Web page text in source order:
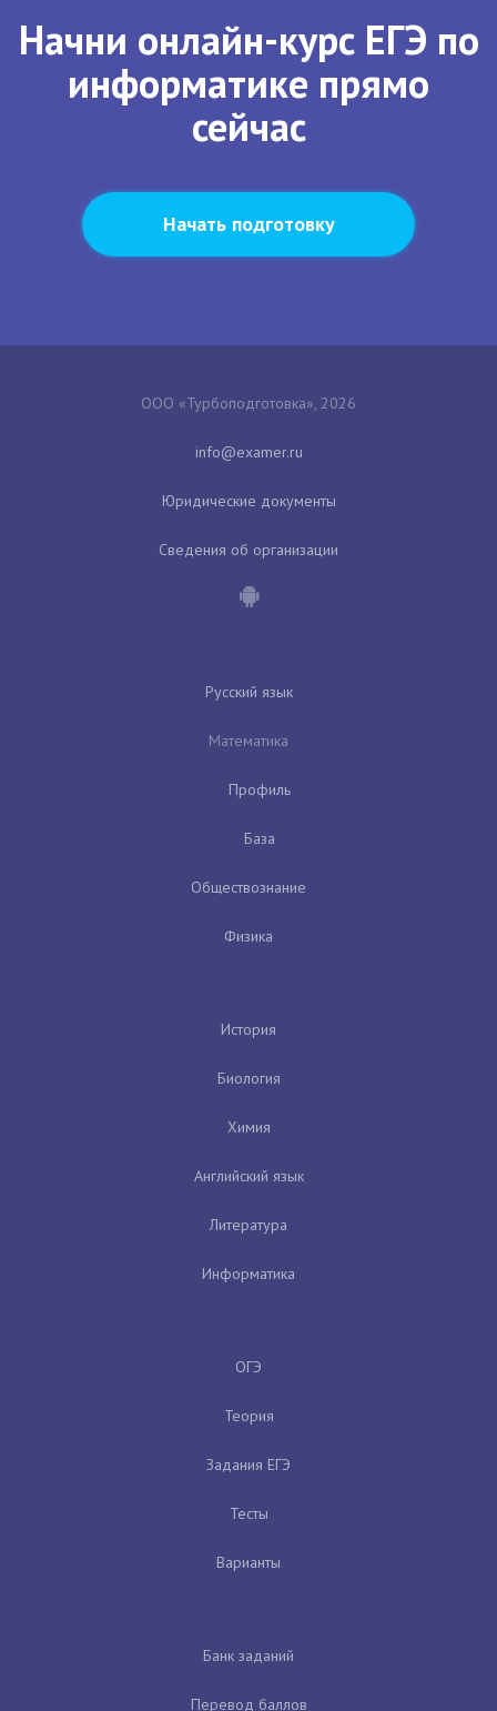
Начни онлайн-курс ЕГЭ по
информатике прямо
сейчас
Начать подготовку
ООО «Турбоподготовка», 2026
Юридические документы
Сведения об организации
Русский язык
Математика
Профиль
База
Обществознание
Физика
История
Биология
Химия
Английский язык
Литература
Информатика
ОГЭ
Теория
Задания ЕГЭ
Тесты
Варианты
Банк заданий
Перевод баллов